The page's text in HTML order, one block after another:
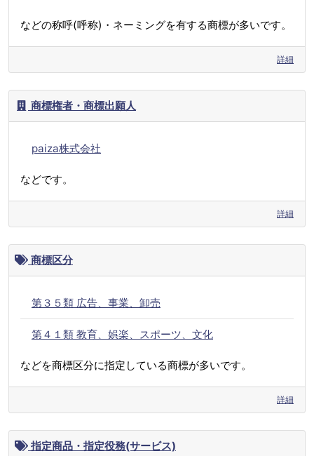
などの称呼(呼称)・ネーミングを有する商標が多いです。
詳細
商標権者・商標出願人
paiza株式会社
などです。
詳細
商標区分
第３５類 広告、事業、卸売
第４１類 教育、娯楽、スポーツ、文化
などを商標区分に指定している商標が多いです。
詳細
指定商品・指定役務(サービス)